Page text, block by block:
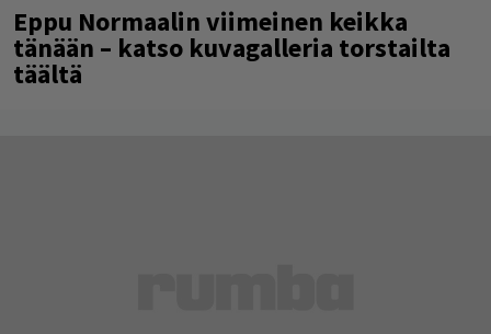
Eppu Normaalin viimeinen keikka
tänään – katso kuvagalleria torstailta
täältä